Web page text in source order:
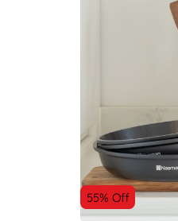
55% Off